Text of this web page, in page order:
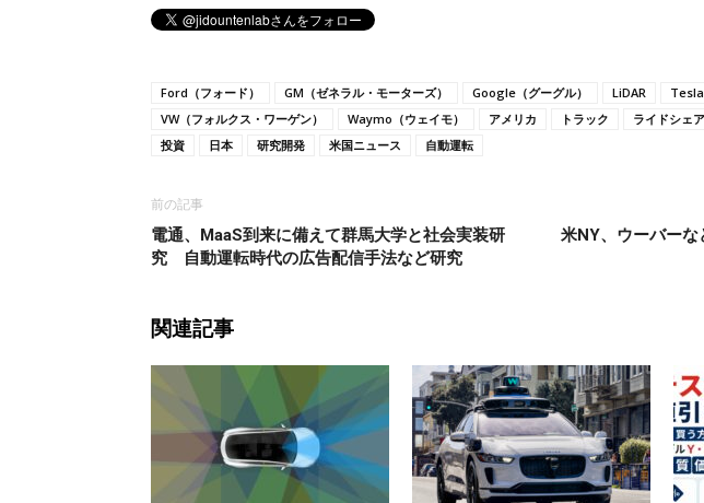
Ford（フォード） GM（ゼネラル・モーターズ） Google（グーグル） LiDAR Tesla
VW（フォルクス・ワーゲン）
Waymo（ウェイモ） アメリカ トラック ライドシェア
投資
日本 研究開発 米国ニュース 自動運転
前の記事
電通、MaaS到来に備えて群馬大学と社会実装研
究 自動運転時代の広告配信手法など研究
米NY、ウーバー
関連記事